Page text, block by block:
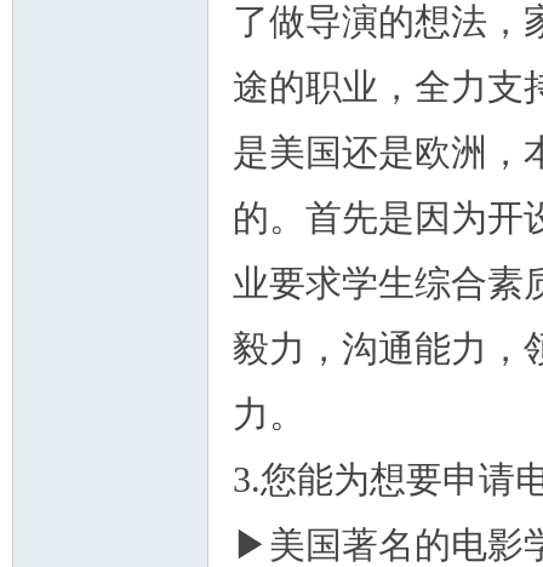
了做导演的想法，
途的职业，全力支
是美国还是欧洲，
的。首先是因为开
业要求学生综合素
毅力，沟通能力，
力。
3.您能为想要申请
▶美国著名的电影